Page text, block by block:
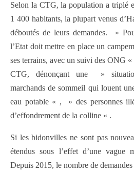
Selon la CTG, la population a triplé
1 400 habitants, la plupart venus
déboutés de leurs demandes. »
l’Etat doit mettre en place un
ses terrains, avec un suivi des ONG
CTG, dénonçant une »
marchands de sommeil qui louent
eau potable « , » des personnes
d’effondrement de la colline « .
Si les bidonvilles ne sont pas
étendus sous l’effet d’une vague
Depuis 2015, le nombre de demandes